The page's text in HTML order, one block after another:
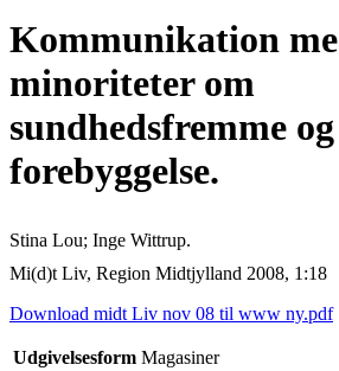
Kommunikation
minoriteter om
sundhedsfremme og
forebyggelse.
Stina Lou; Inge Wittrup.
Mi(d)t Liv, Region Midtjylland 2008, 1:18
Download midt Liv nov 08 til www ny.pdf
Udgivelsesform Magasiner